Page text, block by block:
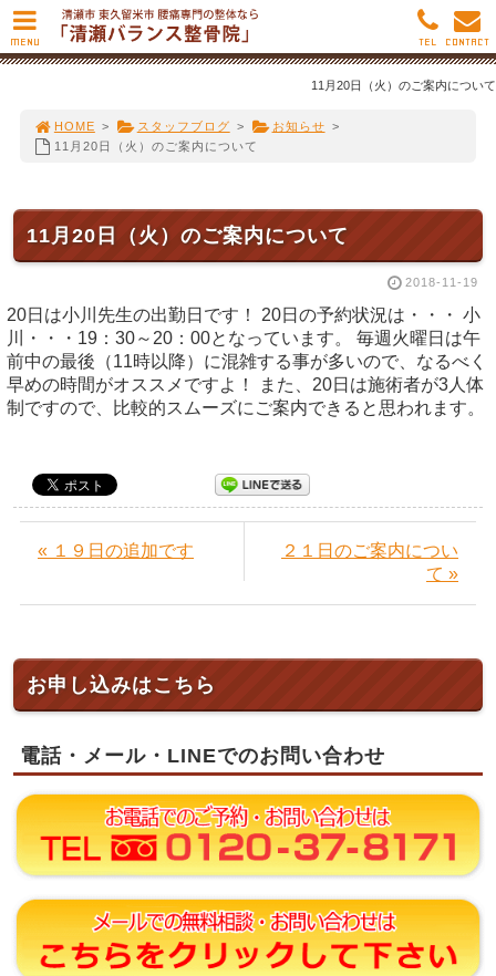
11月20日（火）のご案内について
HOME > スタッフブログ > お知らせ >
11月20日（火）のご案内について
11月20日（火）のご案内について
2018-11-19
20日は小川先生の出勤日です！ 20日の予約状況は・・・ 小
川・・・19：30～20：00となっています。 毎週火曜日は午
前中の最後（11時以降）に混雑する事が多いので、なるべく
早めの時間がオススメですよ！ また、20日は施術者が3人体
制ですので、比較的スムーズにご案内できると思われます。
« １９日の追加です
２１日のご案内につい
て »
お申し込みはこちら
電話・メール・LINEでのお問い合わせ
MENU CONTACT
TEL